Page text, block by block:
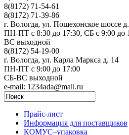
8(8172) 71-54-61
8(8172) 71-39-86
г. Вологда, ул. Пошехонское шоссе
ПН-ПТ c 8:30 до 17:30, СБ с 9:00 до
ВС выходной
8(8172) 54-19-00
г. Вологда, ул. Карла Маркса д. 14
ПН-ПТ c 9:00 до 17:00
СБ-ВС выходной
e-mail: 1234ada@mail.ru
Прайс-лист
Информация для поставщиков
КОМУС–упаковка